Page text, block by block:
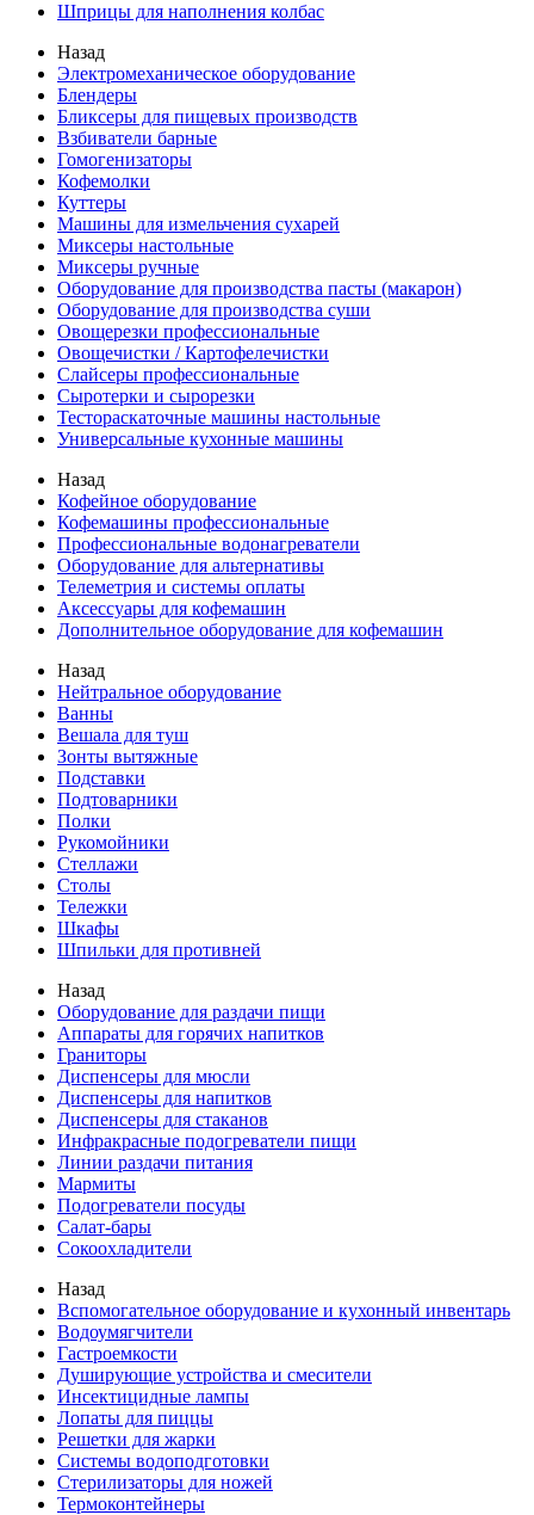
Шприцы для наполнения колбас
Назад
Электромеханическое оборудование
Блендеры
Бликсеры для пищевых производств
Взбиватели барные
Гомогенизаторы
Кофемолки
Куттеры
Машины для измельчения сухарей
Миксеры настольные
Миксеры ручные
Оборудование для производства пасты (макарон)
Оборудование для производства суши
Овощерезки профессиональные
Овощечистки / Картофелечистки
Слайсеры профессиональные
Сыротерки и сырорезки
Тестораскаточные машины настольные
Универсальные кухонные машины
Назад
Кофейное оборудование
Кофемашины профессиональные
Профессиональные водонагреватели
Оборудование для альтернативы
Телеметрия и системы оплаты
Аксессуары для кофемашин
Дополнительное оборудование для кофемашин
Назад
Нейтральное оборудование
Ванны
Вешала для туш
Зонты вытяжные
Подставки
Подтоварники
Полки
Рукомойники
Стеллажи
Столы
Тележки
Шкафы
Шпильки для противней
Назад
Оборудование для раздачи пищи
Аппараты для горячих напитков
Граниторы
Диспенсеры для мюсли
Диспенсеры для напитков
Диспенсеры для стаканов
Инфракрасные подогреватели пищи
Линии раздачи питания
Мармиты
Подогреватели посуды
Салат-бары
Сокоохладители
Назад
Вспомогательное оборудование и кухонный инвентарь
Водоумягчители
Гастроемкости
Душирующие устройства и смесители
Инсектицидные лампы
Лопаты для пиццы
Решетки для жарки
Системы водоподготовки
Стерилизаторы для ножей
Термоконтейнеры